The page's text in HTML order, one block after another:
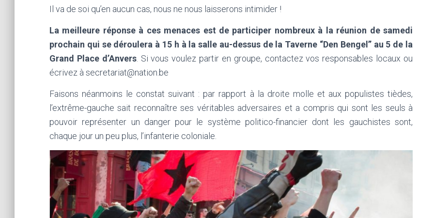
Il va de soi qu’en aucun cas, nous ne nous laisserons intimider !
La meilleure réponse à ces menaces est de participer nombreux à la réunion de samedi
prochain qui se déroulera à 15 h à la salle au-dessus de la Taverne “Den Bengel” au 5 de la
Grand Place d’Anvers. Si vous voulez partir en groupe, contactez vos responsables locaux ou
écrivez à secretariat@nation.be
Faisons néanmoins le constat suivant : par rapport à la droite molle et aux populistes tièdes,
l’extrême-gauche sait reconnaître ses véritables adversaires et a compris qui sont les seuls à
pouvoir représenter un danger pour le système politico-financier dont les gauchistes sont,
chaque jour un peu plus, l’infanterie coloniale.